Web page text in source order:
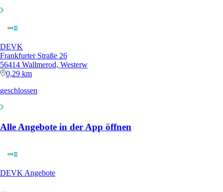
DEVK
Frankfurter Straße 26
56414 Wallmerod, Westerw
0,29 km
geschlossen
Alle Angebote in der App öffnen
DEVK Angebote